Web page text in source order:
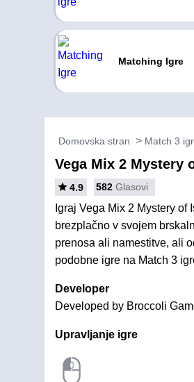
Matching Igre
Domovska stran Match 3
Vega Mix 2 Mystery
4.9 582 Glasovi
Igraj Vega Mix 2 Mystery of
brezplačno v svojem
prenosa ali namestitve, ali
podobne igre na Match 3
Developer
Developed by Broccoli
Upravljanje igre